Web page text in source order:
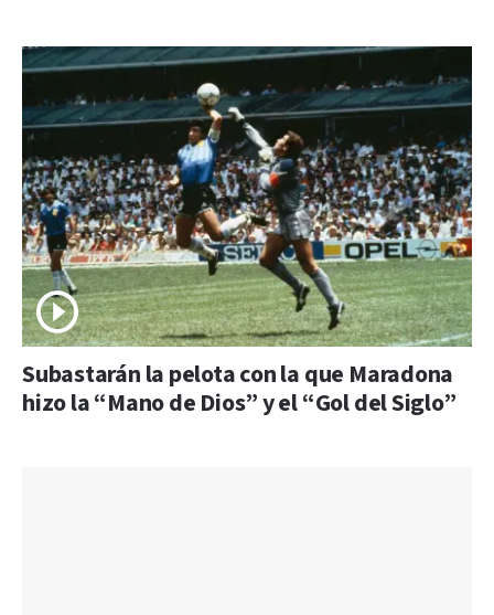
Subastarán la pelota con la que Maradona
hizo la “Mano de Dios” y el “Gol del Siglo”